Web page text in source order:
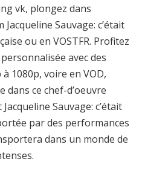
vk, plongez dans
Sauvage: c’était
ou en VOSTFR. Profitez
avec des
1080p, voire en VOD,
ce chef-d’oeuvre
Sauvage: c’était
par des performances
dans un monde de